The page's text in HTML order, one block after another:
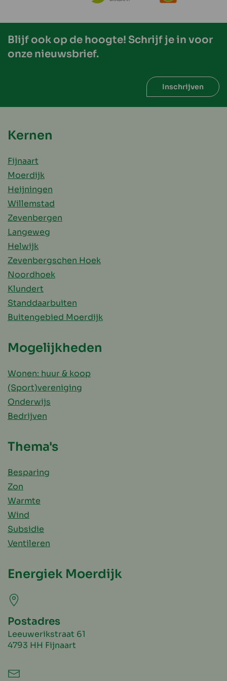
Blijf ook op de hoogte! Schrijf je in voor
onze nieuwsbrief.
Inschrijven
Kernen
Fijnaart
Moerdijk
Heijningen
Willemstad
Zevenbergen
Langeweg
Helwijk
Zevenbergschen Hoek
Noordhoek
Klundert
Standdaarbuiten
Buitengebied Moerdijk
Mogelijkheden
Wonen: huur & koop
(Sport)vereniging
Onderwijs
Bedrijven
Thema's
Besparing
Zon
Warmte
Wind
Subsidie
Ventileren
Energiek Moerdijk
Postadres
Leeuwerikstraat 61
4793 HH Fijnaart